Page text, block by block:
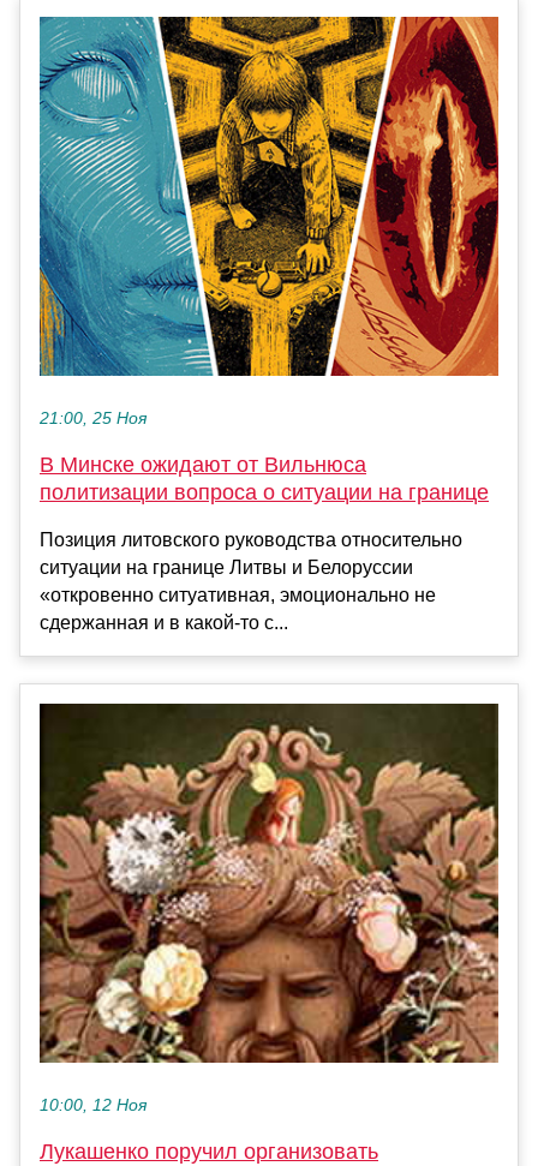
21:00, 25 Ноя
В Минске ожидают от Вильнюса
политизации вопроса о ситуации на границе
Позиция литовского руководства относительно
ситуации на границе Литвы и Белоруссии
«откровенно ситуативная, эмоционально не
сдержанная и в какой-то с...
10:00, 12 Ноя
Лукашенко поручил организовать